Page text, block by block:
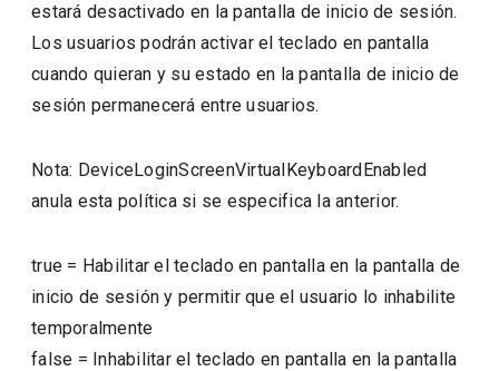
estará desactivado en la pantalla de inicio de sesión.
Los usuarios podrán activar el teclado en pantalla
cuando quieran y su estado en la pantalla de inicio de
sesión permanecerá entre usuarios.
Nota: DeviceLoginScreenVirtualKeyboardEnabled
anula esta política si se especifica la anterior.
true = Habilitar el teclado en pantalla en la pantalla de
inicio de sesión y permitir que el usuario lo inhabilite
temporalmente
false = Inhabilitar el teclado en pantalla en la pantalla